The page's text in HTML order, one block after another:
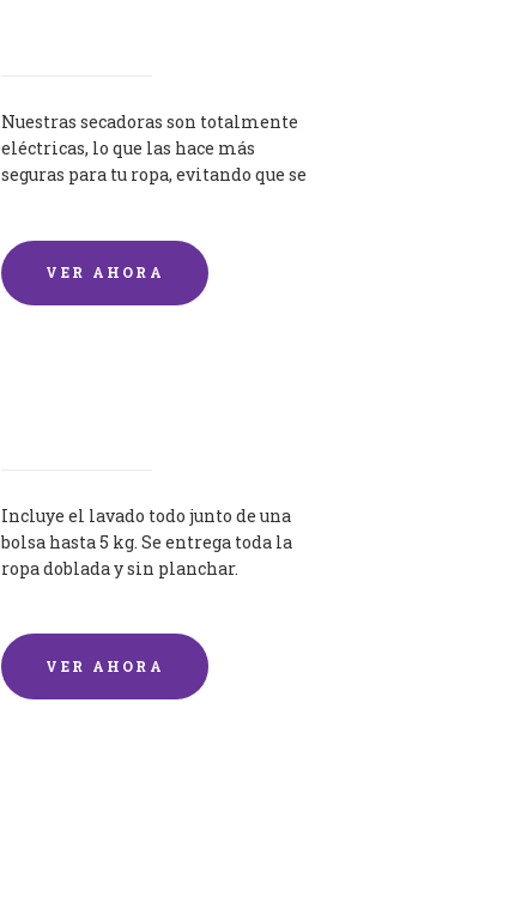
Nuestras secadoras son totalmente
eléctricas, lo que las hace más
seguras para tu ropa, evitando que se
VER AHORA
Incluye el lavado todo junto de una
bolsa hasta 5 kg. Se entrega toda la
ropa doblada y sin planchar.
VER AHORA